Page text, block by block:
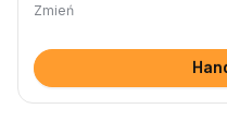
Zmień